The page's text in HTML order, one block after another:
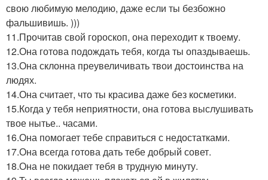
свою любимую мелодию, даже если ты безбожно
фальшивишь. )))
11.Прочитав свой гороскоп, она переходит к твоему.
12.Она готова подождать тебя, когда ты опаздываешь.
13.Она склонна преувеличивать твои достоинства на
людях.
14.Она считает, что ты красива даже без косметики.
15.Когда у тебя неприятности, она готова выслушивать
твое нытье.. часами.
16.Она помогает тебе справиться с недостатками.
17.Она всегда готова дать тебе добрый совет.
18.Она не покидает тебя в трудную минуту.